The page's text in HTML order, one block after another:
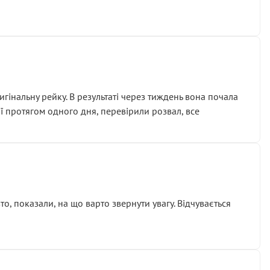
рейку. В результаті через тиждень вона почала
протягом одного дня, перевірили розвал, все
на що варто звернути увагу. Відчувається